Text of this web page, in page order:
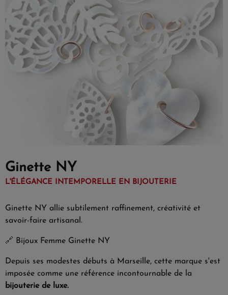
Ginette NY
L'ÉLÉGANCE INTEMPORELLE EN BIJOUTERIE
Ginette NY allie subtilement raffinement, créativité et
savoir-faire artisanal.
🔗 Bijoux Femme Ginette NY
Depuis ses modestes débuts à Marseille, cette marque s'est
imposée comme une référence incontournable de la
bijouterie de luxe.